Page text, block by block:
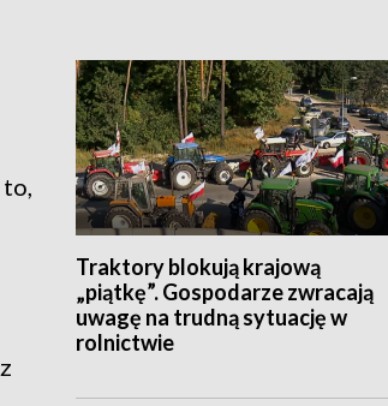
Traktory blokują krajową
„piątkę”. Gospodarze zwracają
uwagę na trudną sytuację w
rolnictwie